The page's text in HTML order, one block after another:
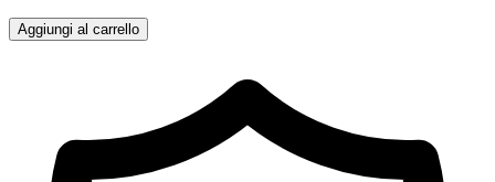
Aggiungi al carrello